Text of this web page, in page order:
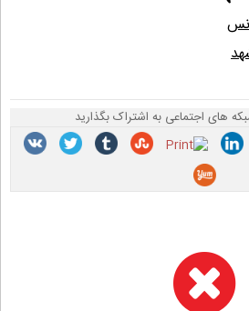
های اجتماعی به اشتراک بگذارید